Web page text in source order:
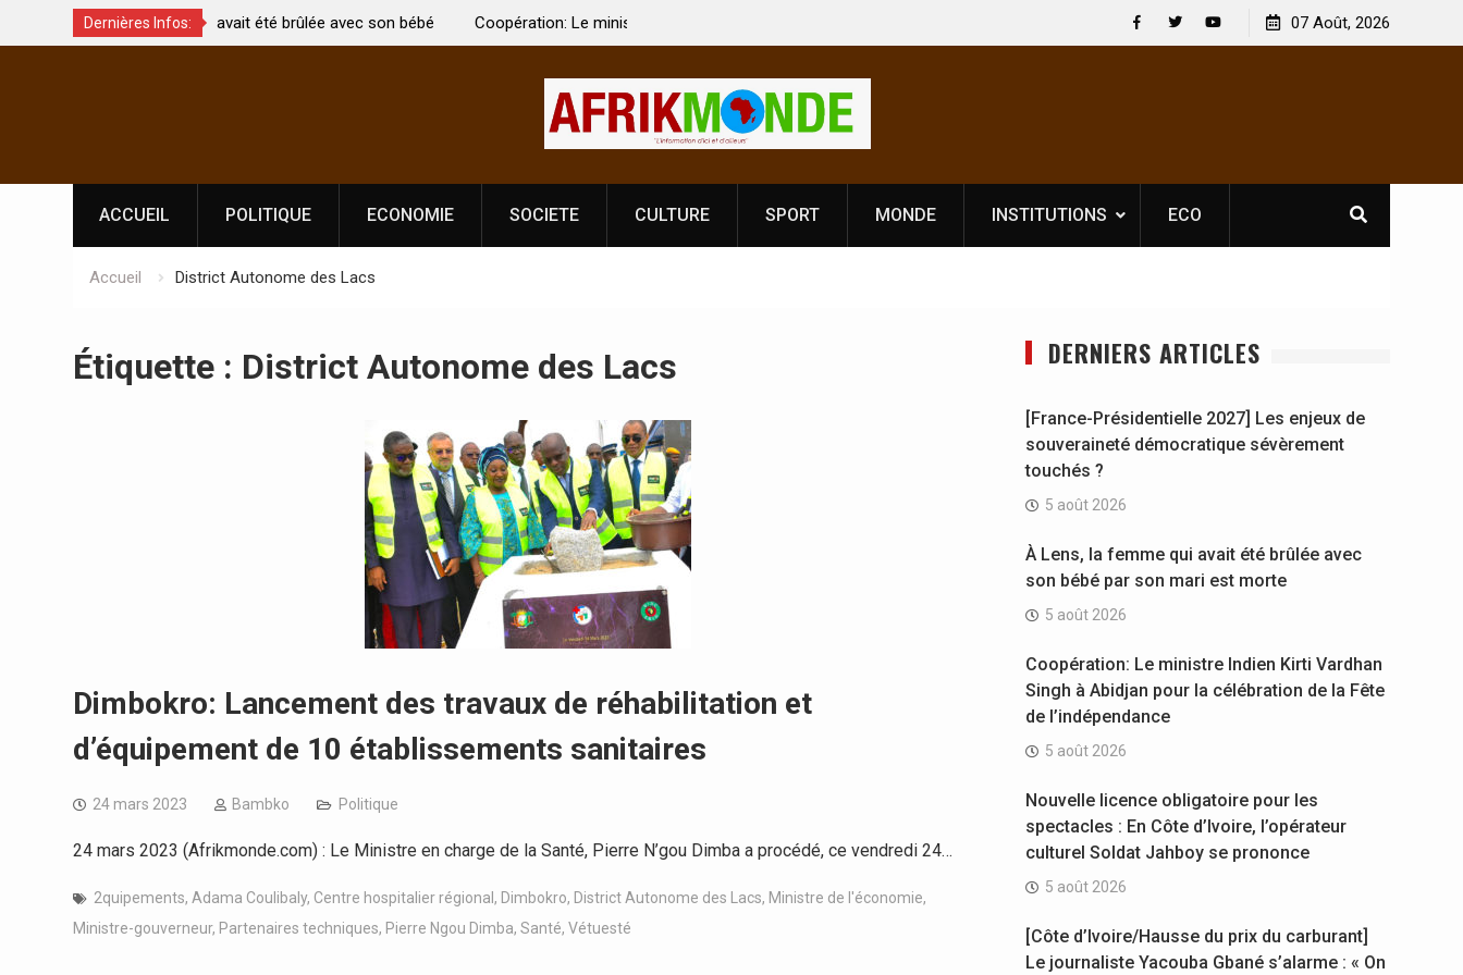
Dernières Infos:
qui avait été brûlée avec son bébé
morte
Coopération: Le ministre Indien Kirti Vardhan Singh à
Abidjan pour la célébration de la Fête de
Côte d’Ivoire, l’opérateur culturel Soldat Jahboy se
prononce
[France-Présidentielle 2027] Les enjeux de
souveraineté démocratique sévèrement
07 Août, 2026
ACCUEIL POLITIQUE ECONOMIE SOCIETE CULTURE SPORT MONDE INSTITUTIONS ECO
Accueil District Autonome des Lacs
Étiquette : District Autonome des Lacs
Dimbokro: Lancement des travaux de réhabilitation et
d’équipement de 10 établissements sanitaires
24 mars 2023 Bambko Politique
24 mars 2023 (Afrikmonde.com) : Le Ministre en charge de la Santé, Pierre N’gou Dimba a procédé, ce vendredi 24…
2quipements, Adama Coulibaly, Centre hospitalier régional , Dimbokro, District Autonome des Lacs, Ministre de l'économie,
Ministre-gouverneur, Partenaires techniques, Pierre Ngou Dimba, Santé, Vétuesté
DERNIERS ARTICLES
[France-Présidentielle 2027] Les enjeux de
souveraineté démocratique sévèrement
touchés ?
5 août 2026
À Lens, la femme qui avait été brûlée avec
son bébé par son mari est morte
5 août 2026
Coopération: Le ministre Indien Kirti Vardhan
Singh à Abidjan pour la célébration de la Fête
de l’indépendance
5 août 2026
Nouvelle licence obligatoire pour les
spectacles : En Côte d’Ivoire, l’opérateur
culturel Soldat Jahboy se prononce
5 août 2026
[Côte d’Ivoire/Hausse du prix du carburant]
Le journaliste Yacouba Gbané s’alarme : « On